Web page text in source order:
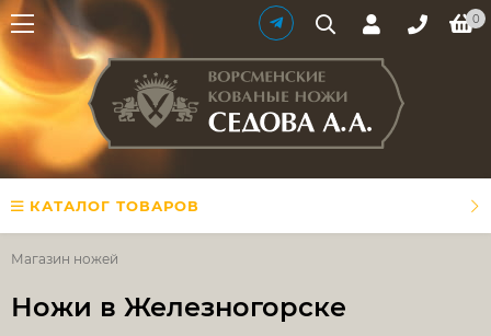
0
КАТАЛОГ ТОВАРОВ
Магазин ножей
Ножи в Железногорске